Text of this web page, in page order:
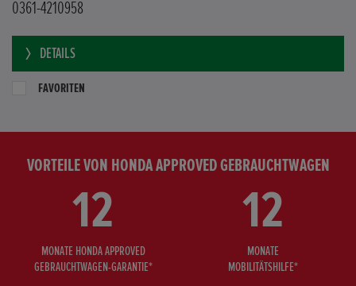
0361-4210958
DETAILS
FAVORITEN
VORTEILE VON HONDA APPROVED GEBRAUCHTWAGEN
12
MONATE HONDA APPROVED
GEBRAUCHTWAGEN-GARANTIE*
12
MONATE
MOBILITÄTSHILFE*